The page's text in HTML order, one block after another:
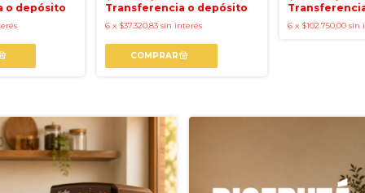
o depósito
Transferencia o depósito
6 x $37.320,83 sin interés 6 x $102.750,00 sin